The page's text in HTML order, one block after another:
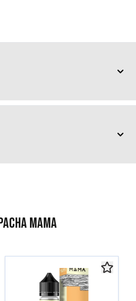
Mama